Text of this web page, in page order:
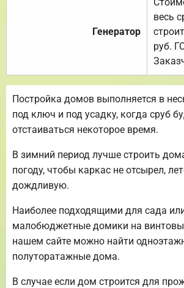
Генератор
весь
руб.
Постройка домов выполняется в
под ключ и под усадку, когда сруб
отстаиваться некоторое время.
В зимний период лучше строить
погоду, чтобы каркас не отсырел,
дождливую.
Наиболее подходящими для сада
малобюджетные домики на
нашем сайте можно найти
полуторатажные дома.
В случае если дом строится для